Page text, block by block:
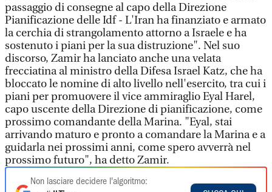
passaggio di consegne al capo della Direzione
Pianificazione delle Idf - L'Iran ha finanziato e armato
la cerchia di strangolamento attorno a Israele e ha
sostenuto i piani per la sua distruzione". Nel suo
discorso, Zamir ha lanciato anche una velata
frecciatina al ministro della Difesa Israel Katz, che ha
bloccato le nomine di alto livello nell'esercito, tra cui i
piani per promuovere il vice ammiraglio Eyal Harel,
capo uscente della Direzione di pianificazione, come
prossimo comandante della Marina. "Eyal, stai
arrivando maturo e pronto a comandare la Marina e a
guidarla nei prossimi anni, come spero avverrà nel
prossimo futuro", ha detto Zamir.
Non lasciare decidere l'algoritmo: